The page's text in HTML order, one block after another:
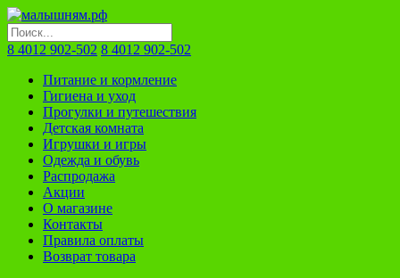
8 4012 902-502 8 4012 902-502
Питание и кормление
Гигиена и уход
Прогулки и путешествия
Детская комната
Игрушки и игры
Одежда и обувь
Распродажа
Акции
О магазине
Контакты
Правила оплаты
Возврат товара